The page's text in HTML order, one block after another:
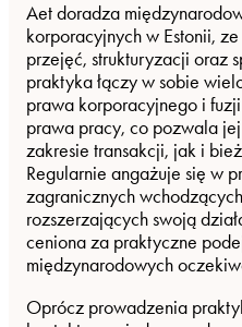
Aet doradza
korporacyjnych w Estonii,
przejęć, strukturyzacji oraz
praktyka łączy w sobie
prawa korporacyjnego i
prawa pracy, co pozwala
zakresie transakcji, jak i
Regularnie angażuje się w
zagranicznych
rozszerzających swoją
ceniona za praktyczne
międzynarodowych
Oprócz prowadzenia